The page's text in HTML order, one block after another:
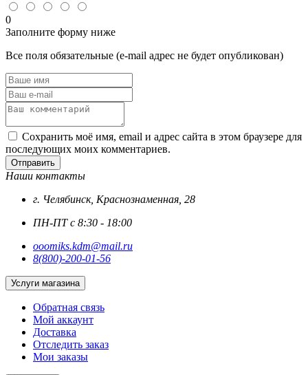
0
Заполните форму ниже
Все поля обязательные (e-mail адрес не будет опубликован)
Сохранить моё имя, email и адрес сайта в этом браузере для
последующих моих комментариев.
Отправить
Наши контакты
г. Челябинск, Краснознаменная, 28
ПН-ПТ с 8:30 - 18:00
ooomiks.kdm@mail.ru
8(800)-200-01-56
Услуги магазина
Обратная связь
Мой аккаунт
Доставка
Отследить заказ
Мои заказы